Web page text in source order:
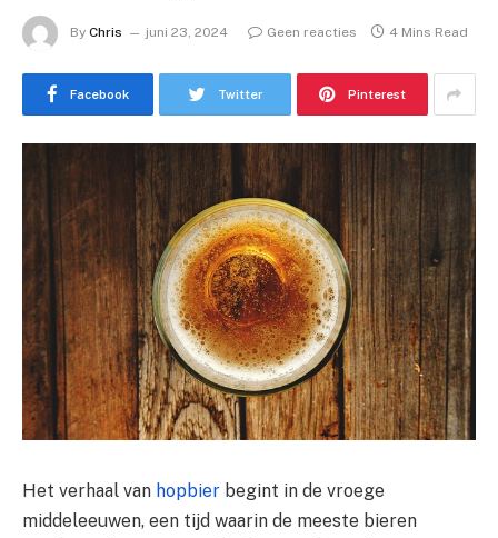
By Chris juni 23, 2024 Geen reacties 4 Mins Read
Facebook Twitter Pinterest
Het verhaal van hopbier begint in de vroege
middeleeuwen, een tijd waarin de meeste bieren